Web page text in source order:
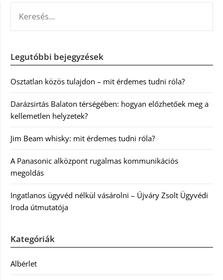
Legutóbbi bejegyzések
Osztatlan közös tulajdon – mit érdemes tudni róla?
Darázsirtás Balaton térségében: hogyan előzhetőek meg a
kellemetlen helyzetek?
Jim Beam whisky: mit érdemes tudni róla?
A Panasonic alközpont rugalmas kommunikációs
megoldás
Ingatlanos ügyvéd nélkül vásárolni – Újváry Zsolt Ügyvédi
Iroda útmutatója
Kategóriák
Albérlet